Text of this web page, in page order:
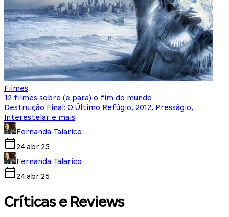
Filmes
12 filmes sobre (e para) o fim do mundo
Destruição Final: O Último Refúgio, 2012, Presságio,
Interestelar e mais
Fernanda Talarico
24.abr.25
Fernanda Talarico
24.abr.25
Críticas e Reviews